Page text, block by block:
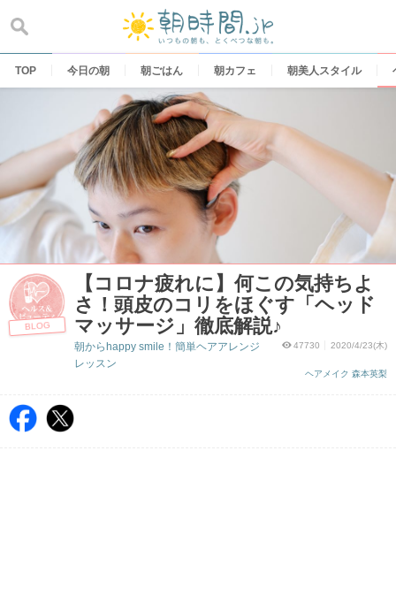
content
TOP 今日の朝 朝ごはん 朝カフェ 朝美人スタイル
BLOG
【コロナ疲れに】何この気持ちよ
さ！頭皮のコリをほぐす「ヘッド
マッサージ」徹底解説♪
47730 2020/4/23(木)
ヘアメイク 森本英梨
朝からhappy smile！簡単ヘアアレンジ
レッスン